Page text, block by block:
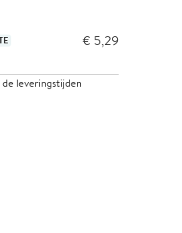
€ 5,29
leveringstijden